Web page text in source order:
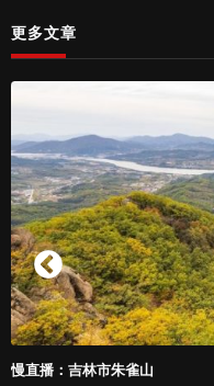
更多文章
慢直播：吉林市朱雀山